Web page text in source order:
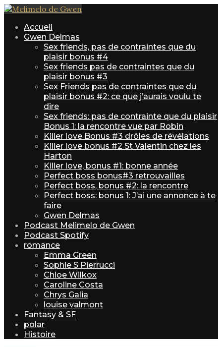
Accueil
Gwen Delmas
Sex friends, pas de contraintes que du
plaisir bonus #4
Sex friends pas de contraintes que du
plaisir bonus #3
Sex Friends pas de contraintes que du
plaisir bonus #2: ce que j’aurais voulu te
dire
Sex friends: pas de contrainte que du plaisir
Bonus 1: la rencontre vue par Robin
Killer love Bonus #3 drôles de révélations
Killer love bonus #2 St Valentin chez les
Harton
Killer love, bonus #1: bonne année
Perfect boss bonus#3 retrouvailles
Perfect boss, bonus #2: la rencontre
Perfect boss: bonus 1: J’ai une annonce à te
faire
Gwen Delmas
Podcast Melimelo de Gwen
Podcast Spotify
romance
Emma Green
Sophie S Pierrucci
Chloe Wilkox
Caroline Costa
Chrys Galia
louise valmont
Fantasy & SF
polar
Histoire